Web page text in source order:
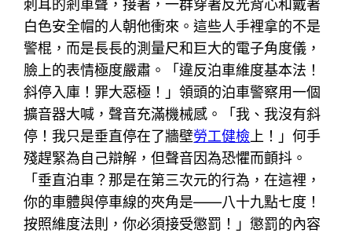
刺耳的剎車聲，接著，一群穿著反光背心和戴著
白色安全帽的人朝他衝來。這些人手裡拿的不是
警棍，而是長長的測量尺和巨大的電子角度儀，
臉上的表情極度嚴肅。「違反泊車維度基本法！
斜停入庫！罪大惡極！」領頭的泊車警察用一個
擴音器大喊，聲音充滿機械感。「我、我沒有斜
停！我只是垂直停在了牆壁勞工健檢 上！」何手
殘趕緊為自己辯解，但聲音因為恐懼而顫抖。
「垂直泊車？那是在第三次元的行為，在這裡，
你的車體與停車線的夾角是——八十九點七度！
按照維度法則，你必須接受懲罰！」懲罰的內容